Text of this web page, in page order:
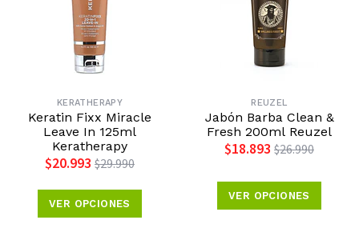
KERATHERAPY
Keratin Fixx Miracle
Leave In 125ml
Keratherapy
$20.993 $29.990
VER OPCIONES
REUZEL
Jabón Barba Clean &
Fresh 200ml Reuzel
$18.893 $26.990
VER OPCIONES